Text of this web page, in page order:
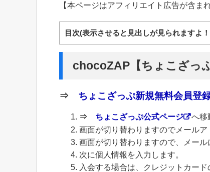
【本ページはアフィリエイト広告が含ま
目次(表示させると見出しが見られますよ
chocoZAP【ちょこざっ
⇒ ちょこざっぷ新規無料会員登
⇒ ちょこざっぷ公式ページ
へ移
画面が切り替わりますのでメール
画面が切り替わりますので、メー
次に個人情報を入力します。
入会する場合は、クレジットカー